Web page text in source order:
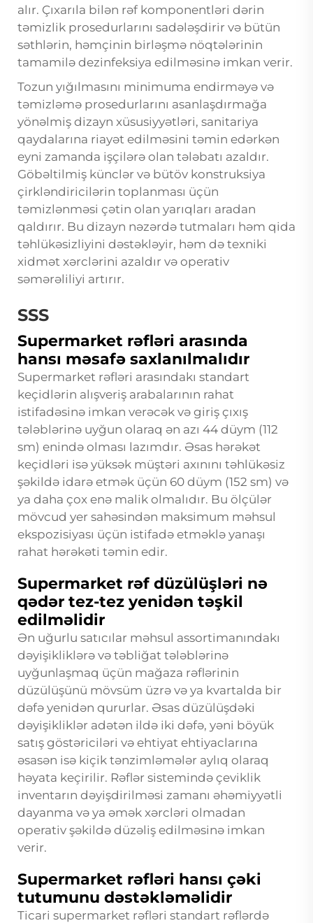
alır. Çıxarıla bilən rəf komponentləri dərin
təmizlik prosedurlarını sadələşdirir və bütün
səthlərin, həmçinin birləşmə nöqtələrinin
tamamilə dezinfeksiya edilməsinə imkan verir.
Tozun yığılmasını minimuma endirməyə və
təmizləmə prosedurlarını asanlaşdırmağa
yönəlmiş dizayn xüsusiyyətləri, sanitariya
qaydalarına riayət edilməsini təmin edərkən
eyni zamanda işçilərə olan tələbatı azaldır.
Göbəltilmiş künclər və bütöv konstruksiya
çirkləndiricilərin toplanması üçün
təmizlənməsi çətin olan yarıqları aradan
qaldırır. Bu dizayn nəzərdə tutmaları həm qida
təhlükəsizliyini dəstəkləyir, həm də texniki
xidmət xərclərini azaldır və operativ
səmərəliliyi artırır.
SSS
Supermarket rəfləri arasında
hansı məsafə saxlanılmalıdır
Supermarket rəfləri arasındakı standart
keçidlərin alışveriş arabalarının rahat
istifadəsinə imkan verəcək və giriş çıxış
tələblərinə uyğun olaraq ən azı 44 düym (112
sm) enində olması lazımdır. Əsas hərəkət
keçidləri isə yüksək müştəri axınını təhlükəsiz
şəkildə idarə etmək üçün 60 düym (152 sm) və
ya daha çox enə malik olmalıdır. Bu ölçülər
mövcud yer sahəsindən maksimum məhsul
ekspozisiyası üçün istifadə etməklə yanaşı
rahat hərəkəti təmin edir.
Supermarket rəf düzülüşləri nə
qədər tez-tez yenidən təşkil
edilməlidir
Ən uğurlu satıcılar məhsul assortimanındakı
dəyişikliklərə və təbliğat tələblərinə
uyğunlaşmaq üçün mağaza rəflərinin
düzülüşünü mövsüm üzrə və ya kvartalda bir
dəfə yenidən qururlar. Əsas düzülüşdəki
dəyişikliklər adətən ildə iki dəfə, yəni böyük
satış göstəriciləri və ehtiyat ehtiyaclarına
əsasən isə kiçik tənzimləmələr aylıq olaraq
həyata keçirilir. Rəflər sistemində çeviklik
inventarın dəyişdirilməsi zamanı əhəmiyyətli
dayanma və ya əmək xərcləri olmadan
operativ şəkildə düzəliş edilməsinə imkan
verir.
Supermarket rəfləri hansı çəki
tutumunu dəstəkləməlidir
Ticari supermarket rəfləri standart rəflərdə